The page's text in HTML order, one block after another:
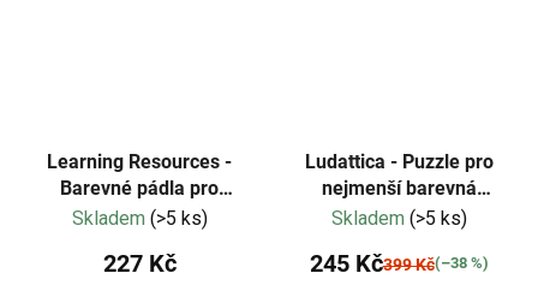
Learning Resources -
Barevné pádla pro
základní vědy 18 ks
Skladem (>5 ks)
227 Kč
Ludattica - Puzzle pro
nejmenší barevná
zvířátka - Dudu
Skladem (>5 ks)
245 Kč399 Kč(–38 %)